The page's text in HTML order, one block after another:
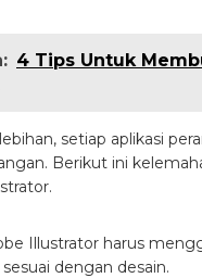
4 Tips Untuk
setiap aplikasi
Berikut ini
Illustrator harus
dengan desain.